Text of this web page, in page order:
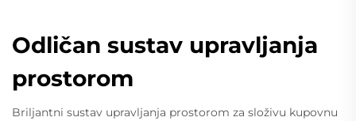
Odličan sustav upravljanja
prostorom
Briljantni sustav upravljanja prostorom za složivu kupovnu